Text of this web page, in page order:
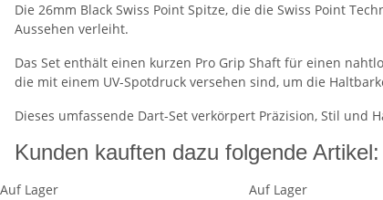
Die 26mm Black Swiss Point Spitze, die die Swiss Point
Aussehen verleiht.
Das Set enthält einen kurzen Pro Grip Shaft für einen
die mit einem UV-Spotdruck versehen sind, um die
Dieses umfassende Dart-Set verkörpert Präzision, Stil
Kunden kauften dazu folgende Artikel:
Auf Lager Auf Lager